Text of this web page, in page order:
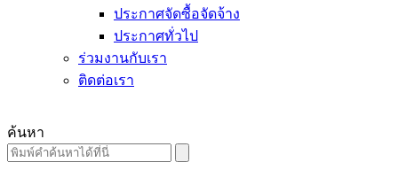
ประกาศจัดซื้อจัดจ้าง
ประกาศทั่วไป
ร่วมงานกับเรา
ติดต่อเรา
ค้นหา